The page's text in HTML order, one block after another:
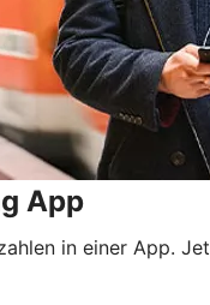
App
in einer App.